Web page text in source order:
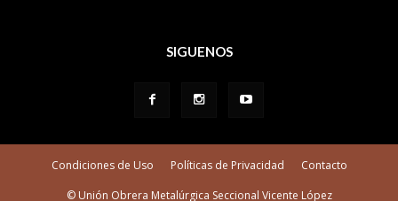
SIGUENOS
Condiciones de Uso Políticas de Privacidad
Contacto
© Unión Obrera Metalúrgica Seccional Vicente López